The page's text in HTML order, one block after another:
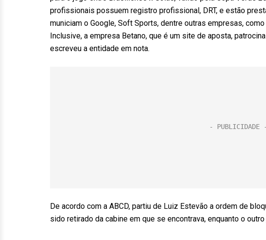
profissionais possuem registro profissional, DRT, e estão
municiam o Google, Soft Sports, dentre outras empresas,
Inclusive, a empresa Betano, que é um site de aposta,
escreveu a entidade em nota.
De acordo com a ABCD, partiu de Luiz Estevão a ordem de
sido retirado da cabine em que se encontrava, enquanto o